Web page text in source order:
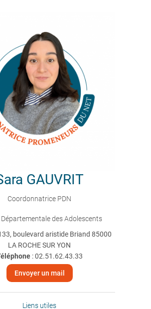
GAUVRIT
Coordonnatrice PDN
des Adolescents
boulevard aristide Briand 85000
LA ROCHE SUR YON
:02.51.62.43.33
Envoyer un mail
Liens utiles